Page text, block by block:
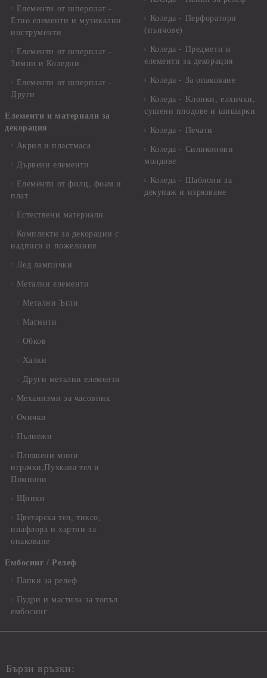
Елементи от шперплат -
Етно елементи и музикални
инструменти
Елементи от шперплат -
Зимни и Коледни
Елементи от шперплат -
Други
Елементи и материали за
декорация
Акрил и пластмаса
Дървени елементи
Елементи от филц, фоам и
плат
Естествени материали
Комплекти за декорации с
надписи и пожелания
Лед лампички
Метални елементи
Метални Ъгли
Магнити
Обков
Халки
Други метални елементи
Механизми за часовник
Очички
Пълнежи
Плюшени мини
играчки,Пухкава тел и
Помпони
Щипки
Цветарска тел, тиксо,
пиафлора и хартии за
опаковане
Ембосинг / Релеф
Папки за релеф
Пудри и мастила за топъл
ембосинг
Коледа - Перфоратори
(пънчове)
Коледа - Предмети и
елементи за декорация
Коледа - За опаковане
Коледа - Kлонки, елхички,
сушени плодове и шишарки
Коледа - Печати
Коледа - Силиконови
молдове
Коледа - Шаблони за
декупаж и изрязване
Бързи връзки: